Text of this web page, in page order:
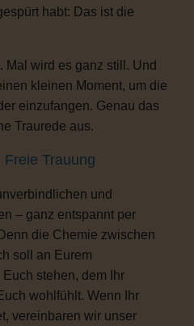
habt: Das ist die
Mal wird es ganz still. Und
kleinen Moment, um die
einzufangen. Genau das
Traurede aus.
Trauung
und
– ganz entspannt per
die Chemie zwischen
soll an Eurem
stehen, dem Ihr
wohlfühlt. Wenn Ihr
vereinbaren wir unser